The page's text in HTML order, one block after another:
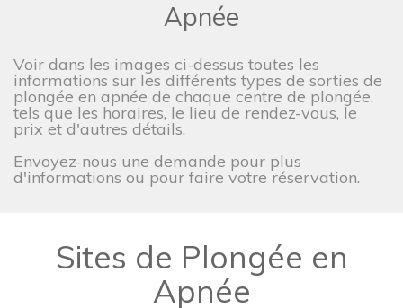
Apnée
Voir dans les images ci-dessus toutes les
informations sur les différents types de sorties de
plongée en apnée de chaque centre de plongée,
tels que les horaires, le lieu de rendez-vous, le
prix et d'autres détails.
Envoyez-nous une demande pour plus
d'informations ou pour faire votre réservation.
Sites de Plongée en
Apnée